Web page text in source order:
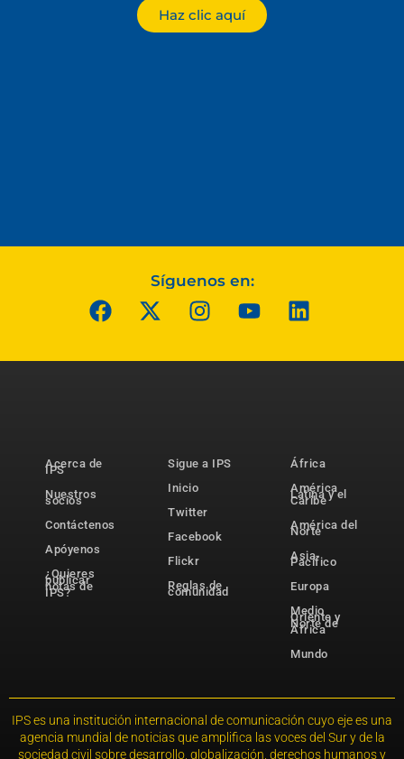
Haz clic aquí
Síguenos en:
Acerca de
IPS
Nuestros
socios
Contáctenos
Apóyenos
¿Quieres
publicar
notas de
IPS?
Sigue a IPS
Inicio
Twitter
Facebook
Flickr
Reglas de
comunidad
África
América
Latina y el
Caribe
América del
Norte
Asia-
Pacífico
Europa
Medio
Oriente y
Norte de
África
Mundo
IPS es una institución internacional de comunicación cuyo eje es una
agencia mundial de noticias que amplifica las voces del Sur y de la
sociedad civil sobre desarrollo, globalización, derechos humanos y